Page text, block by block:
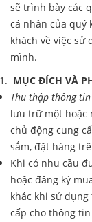
sẽ trình bày các
cá nhân của quý
khách về việc sử
mình.
MỤC ĐÍCH VÀ
Thu thập thông tin
lưu trữ một hoặc
chủ động cung
sắm, đặt hàng
Khi có nhu cầu
hoặc đăng ký
khác khi sử
cấp cho thông